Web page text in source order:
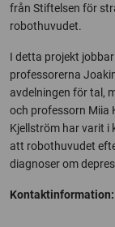
från Stiftelsen för
robothuvudet.
I detta projekt
professorerna
avdelningen för tal,
och professorn Miia
Kjellström har varit i
att robothuvudet
diagnoser om
Kontaktinformation: